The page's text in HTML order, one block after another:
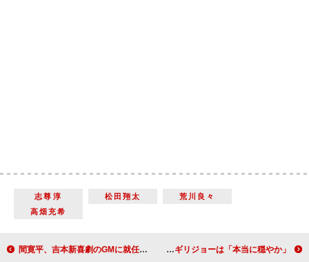
志尊淳 松田翔太
荒川良々
高畑充希
間寛平、吉本新喜劇のGMに就任 「これだけ言ってもらえるんやったら、頑張ってみるか」 川栄李奈「カムカムエヴリバディ」で大月ひなた役 両親役の深津絵里とオダギリジョーは「本当に穏やか」